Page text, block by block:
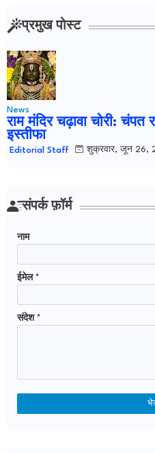
प्रमुख पोस्ट
News
राम मंदिर चढ़ावा चोरी:
इस्तीफा
Editorial Staff शुक्रवार, जून 26,
संपर्क फ़ॉर्म
नाम
ईमेल *
संदेश *